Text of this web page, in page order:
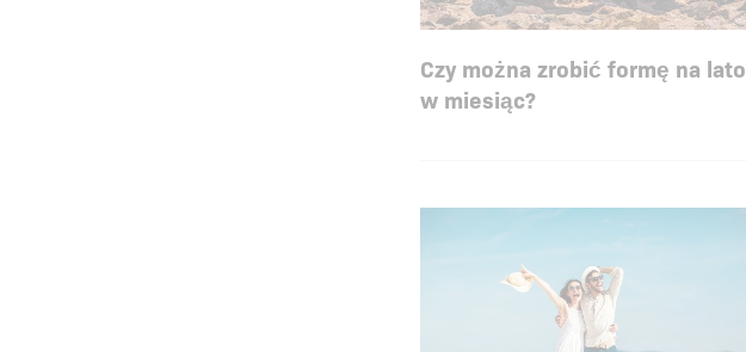
Czy można zrobić formę na lato
w miesiąc?